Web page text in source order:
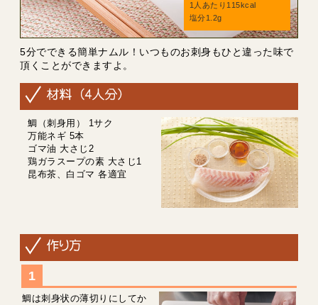
1人あたり115kcal
塩分1.2g
5分でできる簡単ナムル！いつものお刺身もひと違った味で
頂くことができますよ。
鯛（刺身用） 1サク
万能ネギ 5本
ゴマ油 大さじ2
鶏ガラスープの素 大さじ1
昆布茶、白ゴマ 各適宜
鯛は刺身状の薄切りにしてか